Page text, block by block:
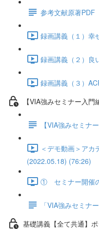
参考文献原著PDF
録画講義（１）幸
録画講義（２）良
録画講義（３）
【VIA強みセミナー入
【VIA強みセミナ
＜デモ動画＞アカ
(2022.05.18) (76:26)
① セミナー開催
「VIA強みセミナ
基礎講義【全て共通】